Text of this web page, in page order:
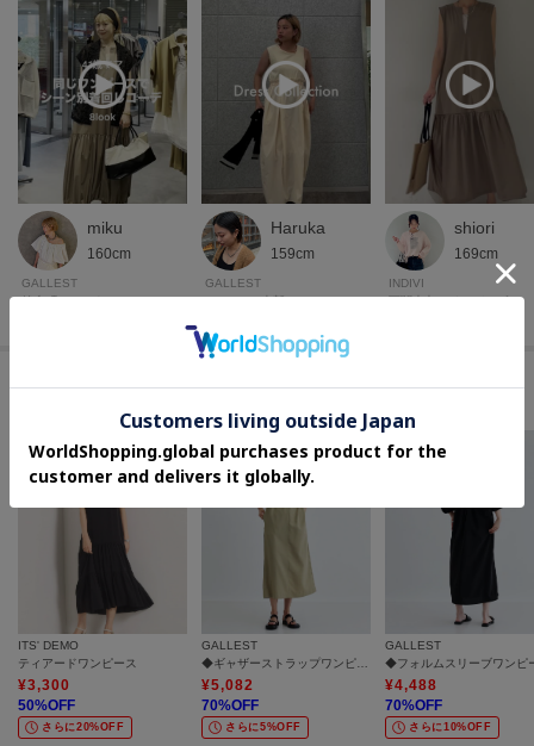
miku
160cm
GALLEST
Haruka
159cm
GALLEST
shiori
169cm
INDIVI
ITS' DEMO
ティアードワンピース
¥3,300
50%OFF
さらに20%OFF
GALLEST
¥5,082
70%OFF
さらに5%OFF
GALLEST
◆フォルムスリーブワンピ
¥4,488
70%OFF
さらに10%OFF